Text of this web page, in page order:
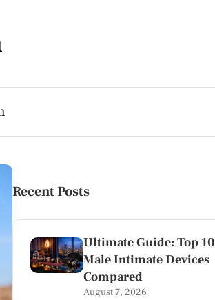
Recent Posts
Ultimate Guide: Top 10
Male Intimate Devices
Compared
August 7, 2026